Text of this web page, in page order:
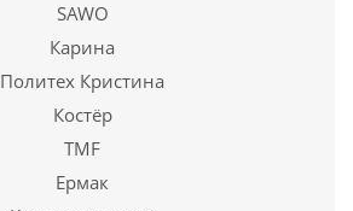
Купить в 1 клик
SAWO
Карина
Политех Кристина
Костёр
TMF
Ермак